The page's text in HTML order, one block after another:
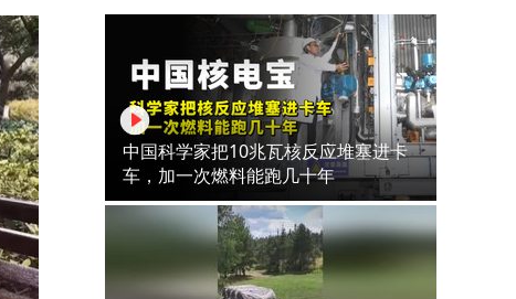
中国科学家把10兆瓦核反应堆塞进卡
车，加一次燃料能跑几十年